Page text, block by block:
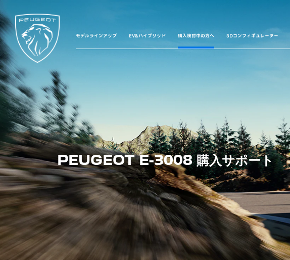
モデルラインアップ EV&ハイブリッド 購入検討中の方へ 3Dコンフィギュレーター
PEUGEOT E-3008 購入サポート